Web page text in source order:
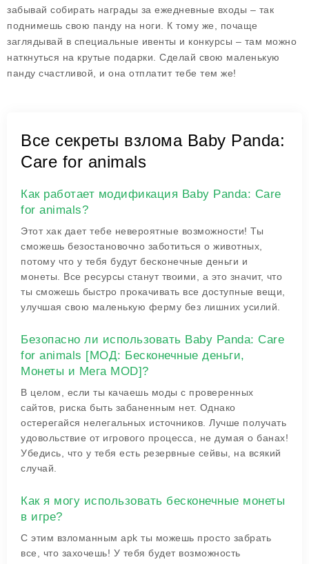
забывай собирать награды за ежедневные входы – так
поднимешь свою панду на ноги. К тому же, почаще
заглядывай в специальные ивенты и конкурсы – там можно
наткнуться на крутые подарки. Сделай свою маленькую
панду счастливой, и она отплатит тебе тем же!
Все секреты взлома Baby Panda:
Care for animals
Как работает модификация Baby Panda: Care
for animals?
Этот хак дает тебе невероятные возможности! Ты
сможешь безостановочно заботиться о животных,
потому что у тебя будут бесконечные деньги и
монеты. Все ресурсы станут твоими, а это значит, что
ты сможешь быстро прокачивать все доступные вещи,
улучшая свою маленькую ферму без лишних усилий.
Безопасно ли использовать Baby Panda: Care
for animals [МОД: Бесконечные деньги,
Монеты и Мега MOD]?
В целом, если ты качаешь моды с проверенных
сайтов, риска быть забаненным нет. Однако
остерегайся нелегальных источников. Лучше получать
удовольствие от игрового процесса, не думая о банах!
Убедись, что у тебя есть резервные сейвы, на всякий
случай.
Как я могу использовать бесконечные монеты
в игре?
С этим взломанным apk ты можешь просто забрать
все, что захочешь! У тебя будет возможность